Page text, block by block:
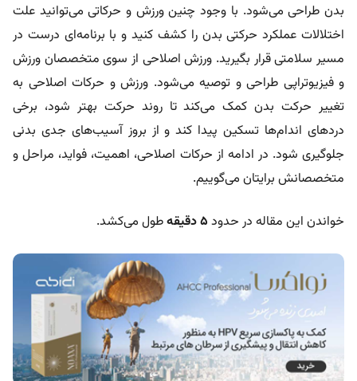
بدن طراحی می‌شود. با وجود چنین ورزش و حرکاتی می‌توانید علت
اختلالات عملکرد حرکتی بدن را کشف کنید و با برنامه‌ای درست در
مسیر سلامتی قرار بگیرید. ورزش اصلاحی از سوی متخصصان ورزش
و فیزیوتراپی طراحی و توصیه می‌شود. ورزش و حرکات اصلاحی به
تغییر حرکت بدن کمک می‌کند تا روند حرکت بهتر شود، برخی
دردهای اندام‌ها تسکین پیدا کند و از بروز آسیب‌های جدی بدنی
جلوگیری شود. در ادامه از حرکات اصلاحی، اهمیت، فواید، مراحل و
متخصصانش برایتان می‌گوییم.
خواندن این مقاله در حدود ۵ دقیقه طول می‌کشد.